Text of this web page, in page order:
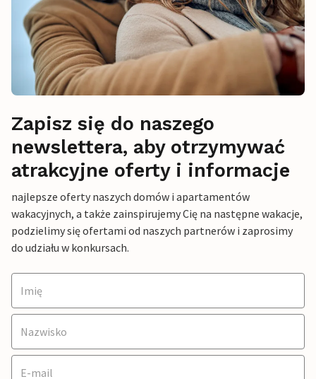
Zapisz się do naszego
newslettera, aby otrzymywać
atrakcyjne oferty i informacje
najlepsze oferty naszych domów i apartamentów
wakacyjnych, a także zainspirujemy Cię na następne wakacje,
podzielimy się ofertami od naszych partnerów i zaprosimy
do udziału w konkursach.